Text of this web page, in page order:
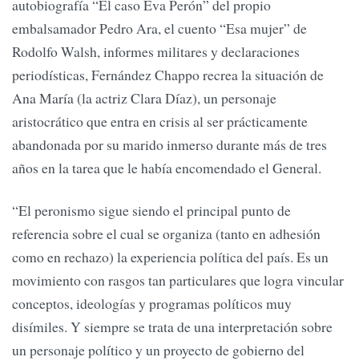
autobiografía “El caso Eva Perón” del propio
embalsamador Pedro Ara, el cuento “Esa mujer” de
Rodolfo Walsh, informes militares y declaraciones
periodísticas, Fernández Chappo recrea la situación de
Ana María (la actriz Clara Díaz), un personaje
aristocrático que entra en crisis al ser prácticamente
abandonada por su marido inmerso durante más de tres
años en la tarea que le había encomendado el General.
“El peronismo sigue siendo el principal punto de
referencia sobre el cual se organiza (tanto en adhesión
como en rechazo) la experiencia política del país. Es un
movimiento con rasgos tan particulares que logra vincular
conceptos, ideologías y programas políticos muy
disímiles. Y siempre se trata de una interpretación sobre
un personaje político y un proyecto de gobierno del